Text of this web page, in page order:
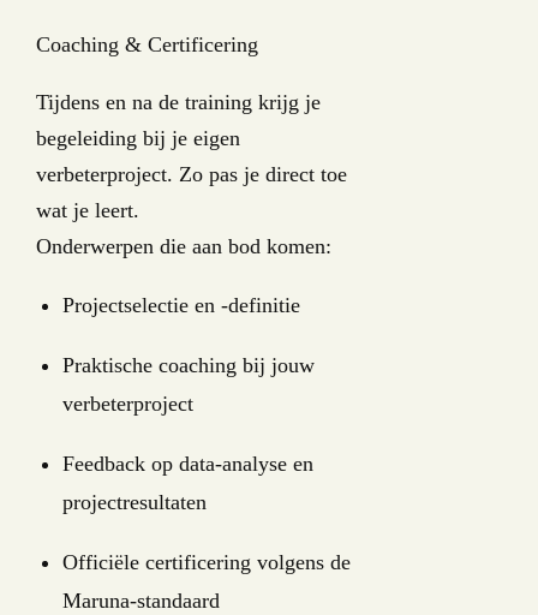
Coaching & Certificering
Tijdens en na de training krijg je
begeleiding bij je eigen
verbeterproject. Zo pas je direct toe
wat je leert.
Onderwerpen die aan bod komen:
Projectselectie en -definitie
Praktische coaching bij jouw
verbeterproject
Feedback op data-analyse en
projectresultaten
Officiële certificering volgens de
Maruna-standaard